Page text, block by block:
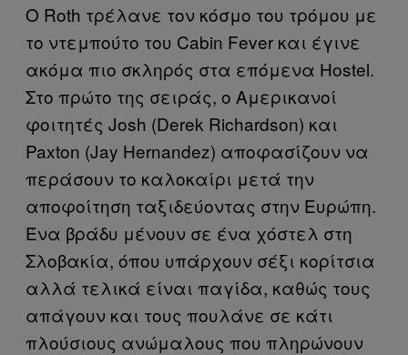
Ο Roth τρέλανε τον κόσμο του τρόμου με
το ντεμπούτο του Cabin Fever και έγινε
ακόμα πιο σκληρός στα επόμενα Hostel.
Στο πρώτο της σειράς, ο Αμερικανοί
φοιτητές Josh (Derek Richardson) και
Paxton (Jay Hernandez) αποφασίζουν να
περάσουν το καλοκαίρι μετά την
αποφοίτηση ταξιδεύοντας στην Ευρώπη.
Ένα βράδυ μένουν σε ένα χόστελ στη
Σλοβακία, όπου υπάρχουν σέξι κορίτσια
αλλά τελικά είναι παγίδα, καθώς τους
απάγουν και τους πουλάνε σε κάτι
πλούσιους ανώμαλους που πληρώνουν